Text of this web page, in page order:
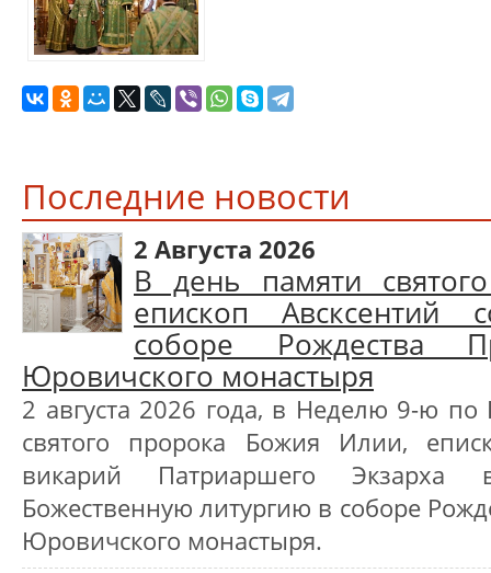
Последние новости
2 Августа 2026
В день памяти
епископ Авсксентий
соборе Рождества
Юровичского монастыря
2 августа 2026 года, в Неделю 9-ю по
святого пророка Божия Илии,
викарий Патриаршего Экзарха
Божественную литургию в соборе
Юровичского монастыря.